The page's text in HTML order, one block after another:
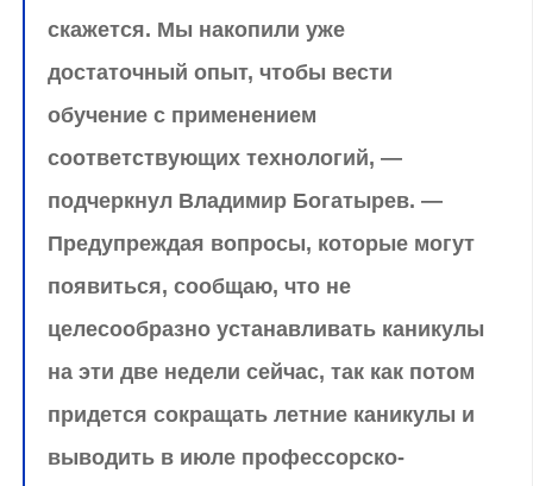
скажется. Мы накопили уже
достаточный опыт, чтобы вести
обучение с применением
соответствующих технологий, —
подчеркнул Владимир Богатырев. —
Предупреждая вопросы, которые могут
появиться, сообщаю, что не
целесообразно устанавливать каникулы
на эти две недели сейчас, так как потом
придется сокращать летние каникулы и
выводить в июле профессорско-